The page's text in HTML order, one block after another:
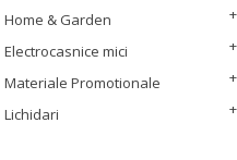
Home & Garden
Electrocasnice mici
Materiale Promotionale
Lichidari